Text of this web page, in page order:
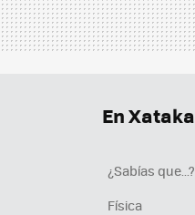
En
¿Sabías que...?
Física